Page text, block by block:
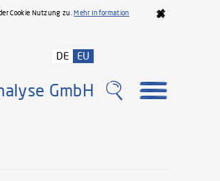
Cookie Nutzung zu.Mehr Information
GmbH
DE EU